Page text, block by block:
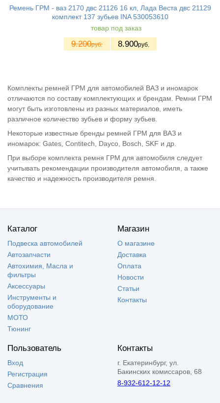
Ремень ГРМ - ваз 2170 двс 21126 16 кл, Лада Веста двс 21129
комплект 137 зубьев INA 530053610
товар под заказ
9.200руб. 8.900руб.
Комплекты ремней ГРМ для автомобилей ВАЗ и иномарок
отличаются по составу комплектующих и брендам. Ремни ГРМ
могут быть изготовлены из разных материалов, иметь
различное количество зубьев и форму зубьев.
Некоторые известные бренды ремней ГРМ для ВАЗ и
иномарок: Gates, Contitech, Dayco, Bosch, SKF и др.
При выборе комплекта ремня ГРМ для автомобиля следует
учитывать рекомендации производителя автомобиля, а также
качество и надежность производителя ремня.
Каталог
Подвеска автомобилей
Автозапчасти
Автохимия, Масла и
фильтры
Аксессуары
Инструменты и
оборудование
МОТО
Тюнинг
Магазин
О магазине
Доставка
Оплата
Новости
Статьи
Контакты
Пользователь
Вход
Регистрация
Сравнения
Контакты
г. Екатеринбург, ул.
Бакинских комиссаров, 68
8-932-612-12-12